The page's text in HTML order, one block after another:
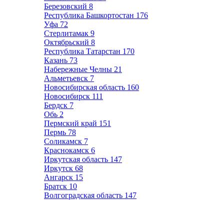
Березовский 8
Республика Башкортостан 176
Уфа 72
Стерлитамак 9
Октябрьский 8
Республика Татарстан 170
Казань 73
Набережные Челны 21
Альметьевск 7
Новосибирская область 160
Новосибирск 111
Бердск 7
Обь 2
Пермский край 151
Пермь 78
Соликамск 7
Краснокамск 6
Иркутская область 147
Иркутск 68
Ангарск 15
Братск 10
Волгоградская область 147